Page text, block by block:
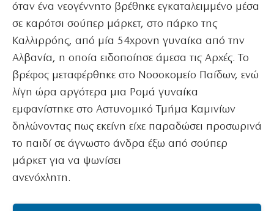
όταν ένα νεογέννητο βρέθηκε εγκαταλειμμένο μέσα
σε καρότσι σούπερ μάρκετ, στο πάρκο της
Καλλιρρόης, από μία 54χρονη γυναίκα από την
Αλβανία, η οποία ειδοποίησε άμεσα τις Αρχές. Το
βρέφος μεταφέρθηκε στο Νοσοκομείο Παίδων, ενώ
λίγη ώρα αργότερα μια Ρομά γυναίκα
εμφανίστηκε στο Αστυνομικό Τμήμα Καμινίων
δηλώνοντας πως εκείνη είχε παραδώσει προσωρινά
το παιδί σε άγνωστο άνδρα έξω από σούπερ
μάρκετ για να ψωνίσει
ανενόχλητη.